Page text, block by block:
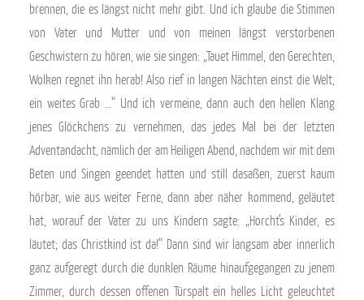
brennen, die es längst nicht mehr gibt. Und ich glaube die Stimmen
von Vater und Mutter und von meinen längst verstorbenen
Geschwistern zu hören, wie sie singen: „Tauet Himmel, den Gerechten,
Wolken regnet ihn herab! Also rief in langen Nächten einst die Welt,
ein weites Grab …“ Und ich vermeine, dann auch den hellen Klang
jenes Glöckchens zu vernehmen, das jedes Mal bei der letzten
Adventandacht, nämlich der am Heiligen Abend, nachdem wir mit dem
Beten und Singen geendet hatten und still dasaßen, zuerst kaum
hörbar, wie aus weiter Ferne, dann aber näher kommend, geläutet
hat, worauf der Vater zu uns Kindern sagte: „Horcht’s Kinder, es
läutet; das Christkind ist da!“ Dann sind wir langsam aber innerlich
ganz aufgeregt durch die dunklen Räume hinaufgegangen zu jenem
Zimmer, durch dessen offenen Türspalt ein helles Licht geleuchtet